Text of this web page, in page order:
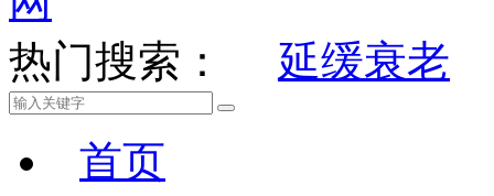
热门搜索： 延缓衰老
首页